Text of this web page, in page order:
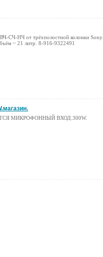
СЧ-НЧ от трёхполостной колонки Sony.
~ 21 литр. 8-916-9322491
МИКРОФОННЫЙ ВХОД.300W.